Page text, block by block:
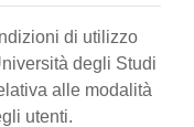
di utilizzo
degli Studi
alle modalità
utenti.